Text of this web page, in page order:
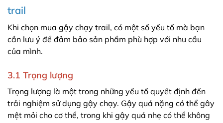
trail
Khi chọn mua gậy chạy trail, có một số yếu tố mà bạn
cần lưu ý để đảm bảo sản phẩm phù hợp với nhu cầu
của mình.
3.1 Trọng lượng
Trọng lượng là một trong những yếu tố quyết định đến
trải nghiệm sử dụng gậy chạy. Gậy quá nặng có thể gây
mệt mỏi cho cơ thể, trong khi gậy quá nhẹ có thể không